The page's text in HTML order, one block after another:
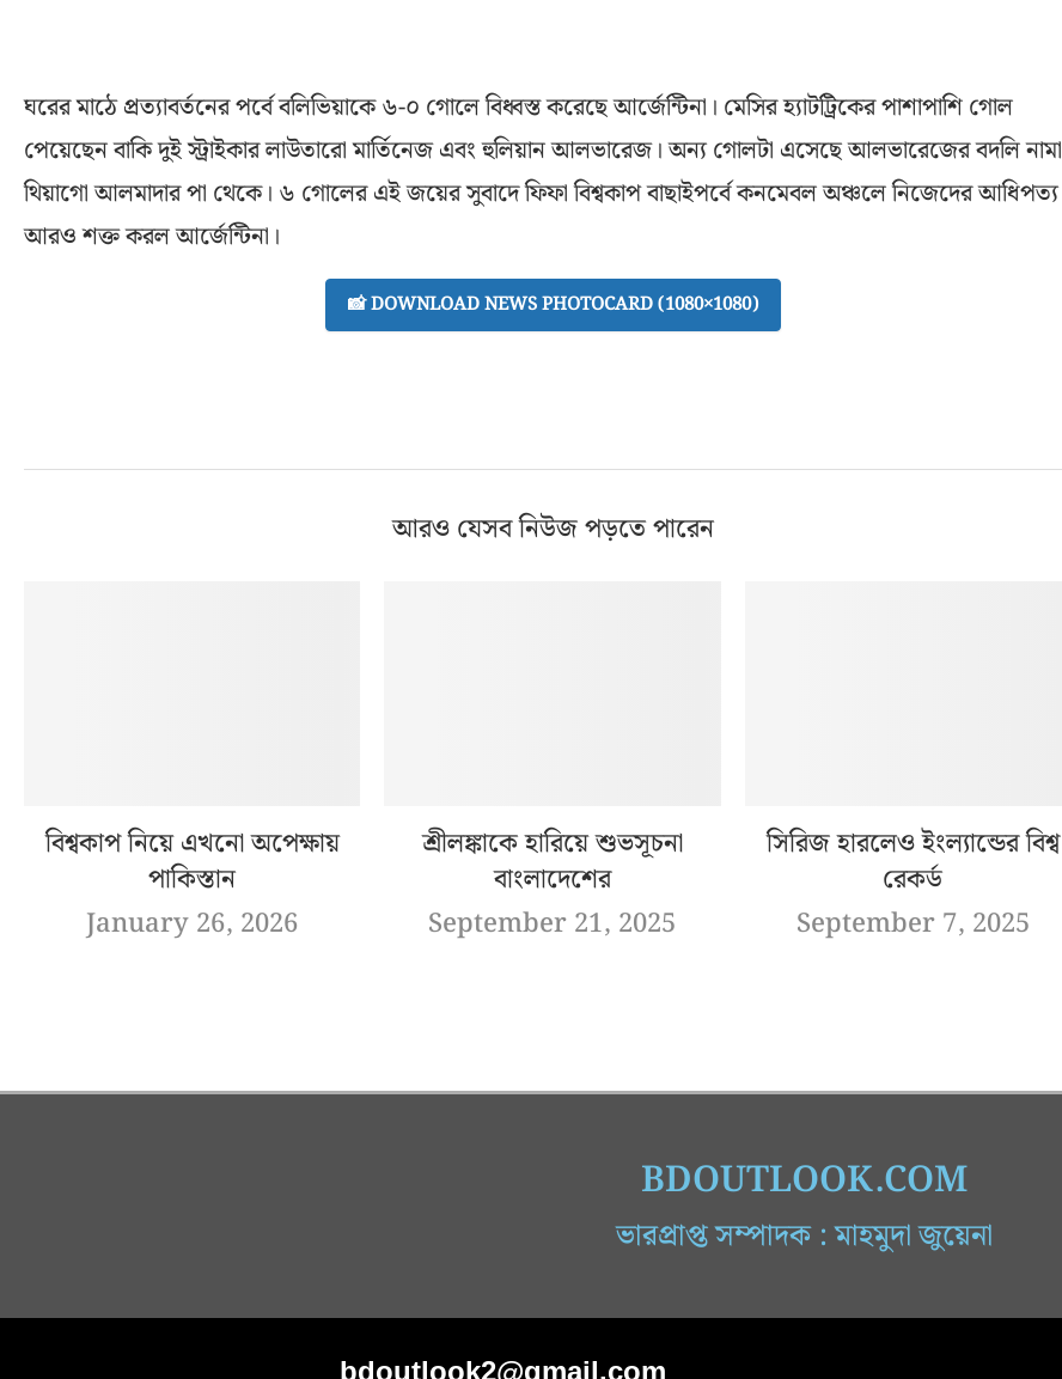
ঘরের মাঠে প্রত্যাবর্তনের পর্বে বলিভিয়াকে ৬-০ গোলে বিধ্বস্ত করেছে আর্জেন্টিনা। মেসির হ্যাটট্রিকের পাশাপাশি গোল
পেয়েছেন বাকি দুই স্ট্রাইকার লাউতারো মার্তিনেজ এবং হুলিয়ান আলভারেজ। অন্য গোলটা এসেছে আলভারেজের বদলি নামা
থিয়াগো আলমাদার পা থেকে। ৬ গোলের এই জয়ের সুবাদে ফিফা বিশ্বকাপ বাছাইপর্বে কনমেবল অঞ্চলে নিজেদের আধিপত্য
আরও শক্ত করল আর্জেন্টিনা।
📸 DOWNLOAD NEWS PHOTOCARD (1080×1080)
আরও যেসব নিউজ পড়তে পারেন
বিশ্বকাপ নিয়ে এখনো অপেক্ষায়
পাকিস্তান
January 26, 2026
শ্রীলঙ্কাকে হারিয়ে শুভসূচনা
বাংলাদেশের
September 21, 2025
সিরিজ হারলেও ইংল্যান্ডের বিশ্ব
রেকর্ড
September 7, 2025
BDOUTLOOK.COM
ভারপ্রাপ্ত সম্পাদক : মাহমুদা জুয়েনা
bdoutlook2@gmail.com